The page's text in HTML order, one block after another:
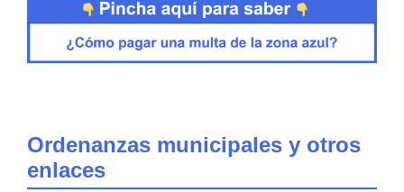
Ordenanzas municipales y otros
enlaces